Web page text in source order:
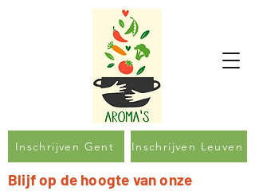
Inschrijven Gent Inschrijven Leuven
Blijf op de hoogte van onze